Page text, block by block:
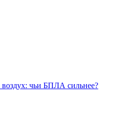
воздух: чьи БПЛА сильнее?